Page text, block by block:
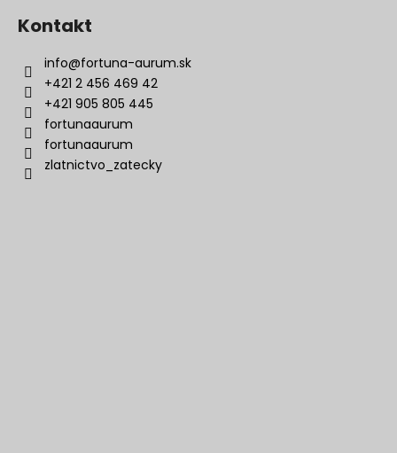
Kontakt
info@fortuna-aurum.sk
+421 2 456 469 42
+421 905 805 445
fortunaaurum
fortunaaurum
zlatnictvo_zatecky